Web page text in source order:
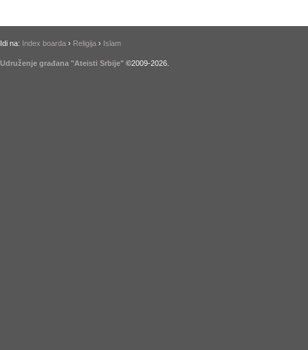
Idi na: Index boarda › Religija › Islam
Udruženje građana "Ateisti Srbije" ©2009-2026